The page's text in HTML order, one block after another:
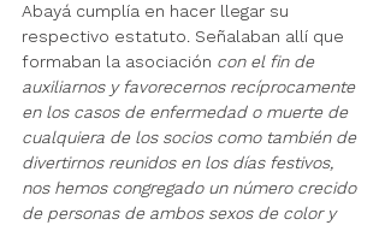
Abayá cumplía en hacer llegar su
respectivo estatuto. Señalaban allí que
formaban la asociación con el fin de
auxiliarnos y favorecernos recíprocamente
en los casos de enfermedad o muerte de
cualquiera de los socios como también de
divertirnos reunidos en los días festivos,
nos hemos congregado un número crecido
de personas de ambos sexos de color y